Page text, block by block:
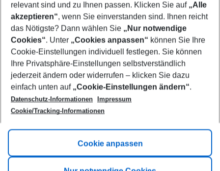
Show more filter
Footer
Footer navigation
Title A
Link A
relevant sind und zu Ihnen passen. Klicken Sie auf „Alle
akzeptieren“, wenn Sie einverstanden sind. Ihnen reicht
das Nötigste? Dann wählen Sie „Nur notwendige
Cookies“. Unter „Cookies anpassen“ können Sie Ihre
Cookie-Einstellungen individuell festlegen. Sie können
Ihre Privatsphäre-Einstellungen selbstverständlich
jederzeit ändern oder widerrufen – klicken Sie dazu
einfach unten auf „Cookie-Einstellungen ändern“.
Datenschutz-Informationen
Impressum
Cookie/Tracking-Informationen
Cookie anpassen